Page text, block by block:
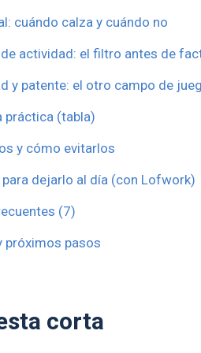
cuándo calza y cuándo no
actividad: el filtro antes de
y patente: el otro campo de
práctica (tabla)
y cómo evitarlos
para dejarlo al día (con Lofwork)
(7)
próximos pasos
corta